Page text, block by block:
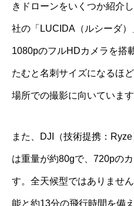
きドローンをいくつか紹介
社の「LUCIDA（ルシーダ）
1080pのフルHDカメラを搭
たむと名刺サイズになるほ
場所での撮影に向いています
また、DJI（技術提携：
は重量が約80gで、720pの
す。全天候型ではありませ
能と約13分の飛行時間を備